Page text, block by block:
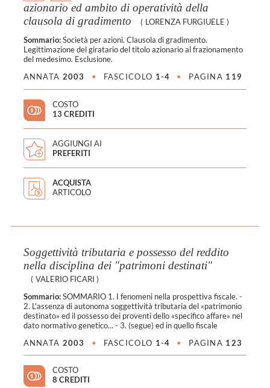
azionario ed ambito di operatività della
clausola di gradimento
( LORENZA FURGIUELE )
Sommario:Società per azioni. Clausola di gradimento.
Legittimazione del giratario del titolo azionario al frazionamento
del medesimo. Esclusione.
ANNATA 2003 • FASCICOLO 1-4 • PAGINA 119
COSTO
13 CREDITI
AGGIUNGI AI
PREFERITI
ACQUISTA
ARTICOLO
Soggettività tributaria e possesso del reddito
nella disciplina dei "patrimoni destinati"
( VALERIO FICARI )
Sommario:SOMMARIO 1. I fenomeni nella prospettiva fiscale. -
2. L'assenza di autonoma soggettività tributaria del «patrimonio
destinato» ed il possesso dei proventi dello «specifico affare» nel
dato normativo genetico... - 3. (segue) ed in quello fiscale
ANNATA 2003 • FASCICOLO 1-4 • PAGINA 123
COSTO
8 CREDITI